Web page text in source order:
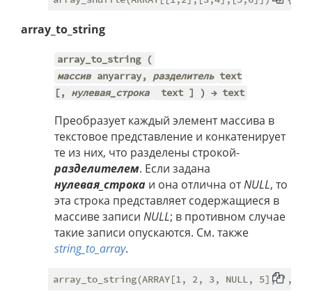
array_to_string
array_to_string (
массив anyarray, разделитель text
[, нулевая_строка text ] ) → text
Преобразует каждый элемент массива в
текстовое представление и конкатенирует
те из них, что разделены строкой-
разделителем. Если задана
нулевая_строка и она отлична отNULL, то
эта строка представляет содержащиеся в
массиве записи NULL; в противном случае
такие записи опускаются. См. также
string_to_array.